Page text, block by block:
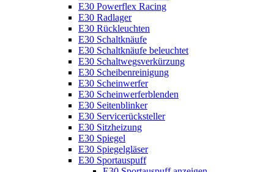
E30 Powerflex Racing
E30 Radlager
E30 Rückleuchten
E30 Schaltknäufe
E30 Schaltknäufe beleuchtet
E30 Schaltwegsverkürzung
E30 Scheibenreinigung
E30 Scheinwerfer
E30 Scheinwerferblenden
E30 Seitenblinker
E30 Servicerücksteller
E30 Sitzheizung
E30 Spiegel
E30 Spiegelgläser
E30 Sportauspuff